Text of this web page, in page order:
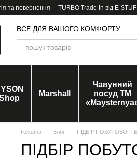
та повернення TURBO Trade-In від E-
ВСЕ ДЛЯ ВАШОГО КОМФОРТУ
Shop
Marshall
Чавунний
посуд ТМ
Головна Блог ПІДБІР ПОБУТОВОЇ
ПІДБІР